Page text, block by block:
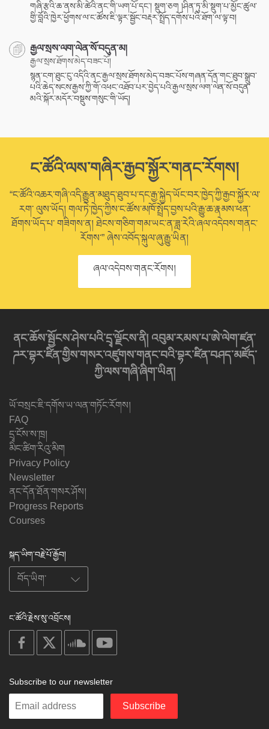
གཞི་རྩའི་ཆ་ནས་མི་ཚེའི་ནང་གི་ཡག་པོ་དང་། སྡུག་ཅག །ཤིན་ཏུ་མི་སྡུག་པ་མྱོང་ཚུལ་
གྱི་བློའི་ཁྱེར་ཕྱོགས་ལ་ང་ཚོས་ཇི་ལྟར་སྦྱོང་བརྡར་སྤྲོད་དགོས་པའི་ཐོག་ལ་ལྟ་བ།
རྒྱལ་སྲས་ལག་ལེན་སོ་བདུན་མ།
རྒྱལ་སྲས་ཐོགས་མེད་བཟང་པོ།
སྙན་ངག་ཐུང་ངུ་འདིའི་ནང་རྒྱལ་སྲས་ཐོགས་མེད་བཟང་པོས་གཞན་དོན་གང་ཐུབ་སྒྲུབ་
པའི་ཆེད་སངས་རྒྱས་ཀྱི་གོ་འཕང་འཐོབ་པར་བྱེད་པའི་རྒྱལ་སྲས་ལག་ལེན་སོ་བདུན་
མའི་སྐོར་མདོར་བསྡུས་གསུང་གི་ཡོད།
ང་ཚོའི་ལས་གཞིར་རྒྱབ་སྐྱོར་གནང་རོགས།
“ང་ཚོའི་འཆར་གཞི་འདི་རྒྱུན་མཐུད་ཐུབ་པ་དང་རྒྱ་སྐྱེད་ཡོང་བར་ཁྱེད་ཀྱི་རྒྱབ་སྐྱོར་ལ་
རག་ ལུས་ཡོད། གལ་ཏེ་ཁྱེད་ཀྱིས་ང་ཚོས་མཁོ་སྤྲོད་བྱས་པའི་རྒྱུ་ཆ་རྣམས་ཕན་
ཐོགས་ཡོད་པ་ གཟིགས་ན། ཐེངས་གཅིག་གམ་ཡང་ན་ཟླ་རེའི་ཞལ་འདེབས་གནང་
རོགས་” ཞེས་འབོད་སྐུལ་ཞུ་རྒྱུ་ཡིན།
ཞལ་འདེབས་གནང་རོགས།
ནང་ཆོས་སྦྱོངས་ཤེས་པའི་དྲྭ་ལྗོངས་ནི། འབུམ་རམས་པ་ཨེ་ལེག་ཛན་
ཌར་བྷར་ཛིན་གྱིས་གསར་འཛུགས་གནང་བའི་བྷར་ཛིན་བཤད་མཛོད་
ཀྱི་ལས་གཞི་ཞིག་ཡིན།
ཡོ་བསྲང་ཇི་དགོས་ཡ་ལན་གཏོང་རོགས།
FAQ
དྲྭ་ངོས་ས་ཁྲ།
མིང་ཚིག་རིའུ་མིག
Privacy Policy
Newsletter
ནང་དོན་ཐོན་གསར་ཤོས།
Progress Reports
Courses
སྐད་ཡིག་བརྗེ་པོ་རྒྱོབ།
ང་ཚོའི་རྗེས་སུ་འབྲོངས།
on
facebook
soundcloud
Subscribe to our newsletter
Enter
Subscribe